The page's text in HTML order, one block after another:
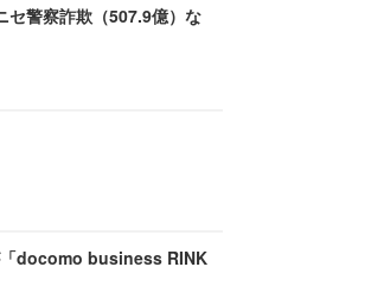
セ警察詐欺（507.9億）な
「docomo business RINK